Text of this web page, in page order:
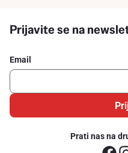
Prijavite se na
Email
Prati nas na